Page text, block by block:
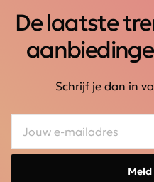
De laatste
Schrijf je dan in